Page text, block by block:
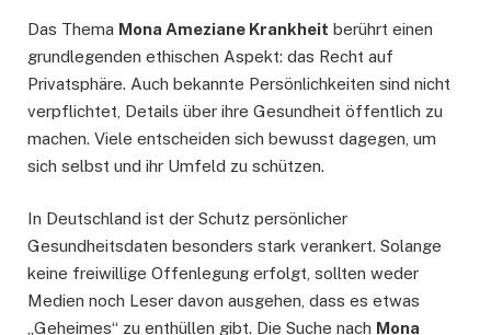
Das Thema Mona Ameziane Krankheit berührt einen
grundlegenden ethischen Aspekt: das Recht auf
Privatsphäre. Auch bekannte Persönlichkeiten sind nicht
verpflichtet, Details über ihre Gesundheit öffentlich zu
machen. Viele entscheiden sich bewusst dagegen, um
sich selbst und ihr Umfeld zu schützen.
In Deutschland ist der Schutz persönlicher
Gesundheitsdaten besonders stark verankert. Solange
keine freiwillige Offenlegung erfolgt, sollten weder
Medien noch Leser davon ausgehen, dass es etwas
„Geheimes“ zu enthüllen gibt. Die Suche nach Mona